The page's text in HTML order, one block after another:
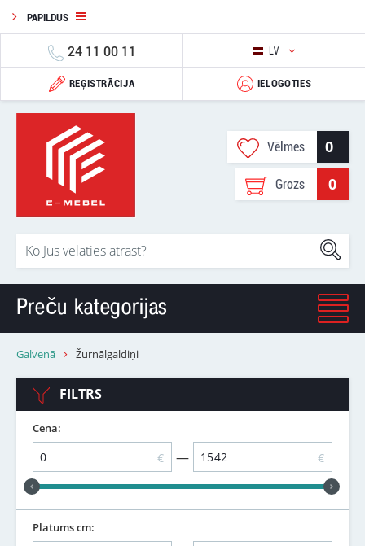
PAPILDUS
24 11 00 11 LV
REĢISTRĀCIJA IELOGOTIES
Vēlmes 0
Grozs 0
Preču kategorijas
Galvenā Žurnālgaldiņi
FILTRS
Cena:
€ — €
Platums cm: